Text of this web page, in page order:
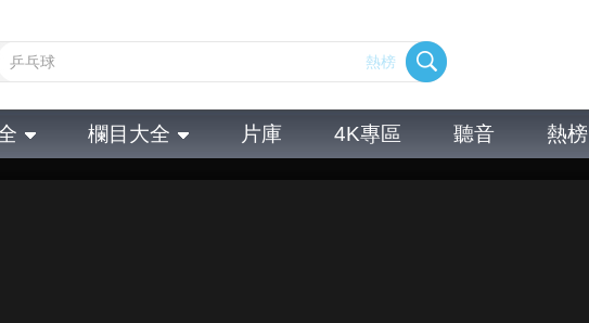
熱榜
欄目大全 片庫 4K專區 聽音 熱榜